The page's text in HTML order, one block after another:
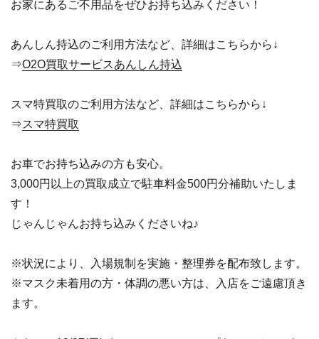
お家にあるご不用品をぜひお持ち込みください！
あんしん持込のご利用方法など、詳細はこちらから↓
⇒O2O買取サービスあんしん持込
スマ特買取のご利用方法など、詳細はこちらから↓
⇒スマ特買取
お車でお持ち込みの方も安心。
3,000円以上の買取成立で駐車料金500円分補助いたしま
す！
じゃんじゃんお持ち込みくださいね♪
※状況により、入場規制を実施・整理券を配布致します。
※マスク未着用の方・体調の悪い方は、入店をご遠慮頂き
ます。